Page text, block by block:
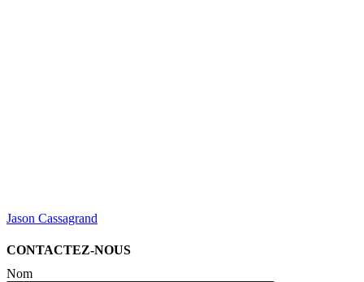
Jason Cassagrand
CONTACTEZ-NOUS
Nom